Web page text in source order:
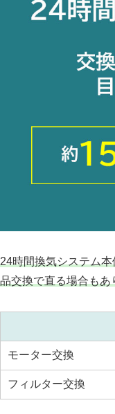
24時間換気システム
品交換で直る場合もあ
モーター交換
フィルター交換